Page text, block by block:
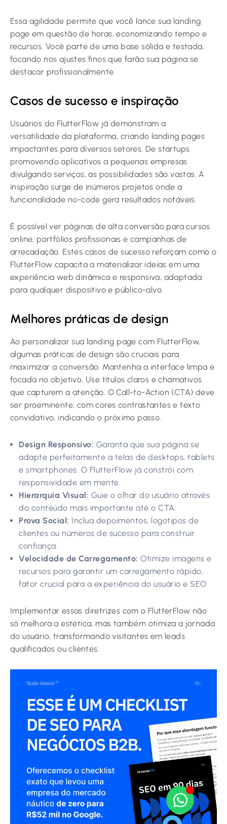
Essa agilidade permite que você lance sua landing
page em questão de horas, economizando tempo e
recursos. Você parte de uma base sólida e testada,
focando nos ajustes finos que farão sua página se
destacar profissionalmente.
Casos de sucesso e inspiração
Usuários do FlutterFlow já demonstram a
versatilidade da plataforma, criando landing pages
impactantes para diversos setores. De startups
promovendo aplicativos a pequenas empresas
divulgando serviços, as possibilidades são vastas. A
inspiração surge de inúmeros projetos onde a
funcionalidade no-code gera resultados notáveis.
É possível ver páginas de alta conversão para cursos
online, portfólios profissionais e campanhas de
arrecadação. Estes casos de sucesso reforçam como o
FlutterFlow capacita a materializar ideias em uma
experiência web dinâmica e responsiva, adaptada
para qualquer dispositivo e público-alvo.
Melhores práticas de design
Ao personalizar sua landing page com FlutterFlow,
algumas práticas de design são cruciais para
maximizar a conversão. Mantenha a interface limpa e
focada no objetivo. Use títulos claros e chamativos
que capturem a atenção. O Call-to-Action (CTA) deve
ser proeminente, com cores contrastantes e texto
convidativo, indicando o próximo passo.
Design Responsivo: Garanta que sua página se
adapte perfeitamente a telas de desktops, tablets
e smartphones. O FlutterFlow já constrói com
responsividade em mente.
Hierarquia Visual: Guie o olhar do usuário através
do conteúdo mais importante até o CTA.
Prova Social: Inclua depoimentos, logotipos de
clientes ou números de sucesso para construir
confiança.
Velocidade de Carregamento: Otimize imagens e
recursos para garantir um carregamento rápido,
fator crucial para a experiência do usuário e SEO.
Implementar essas diretrizes com o FlutterFlow não
só melhora a estética, mas também otimiza a jornada
do usuário, transformando visitantes em leads
qualificados ou clientes.